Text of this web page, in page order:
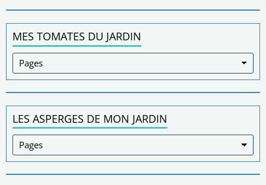
MES TOMATES DU JARDIN
LES ASPERGES DE MON JARDIN